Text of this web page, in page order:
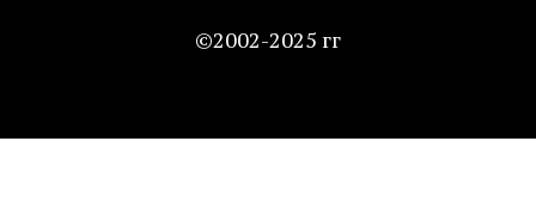
©2002-2025 гг